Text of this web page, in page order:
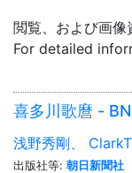
閲覧、および画像
For detailed
喜多川歌麿 -
浅野秀剛、
出版社等: 朝日新聞社